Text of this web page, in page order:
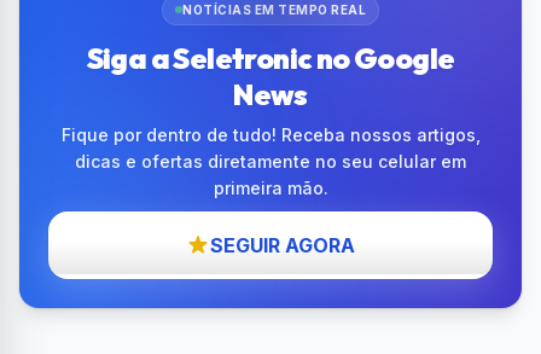
NOTÍCIAS EM TEMPO REAL
Siga a Seletronic no Google
News
Fique por dentro de tudo! Receba nossos artigos,
dicas e ofertas diretamente no seu celular em
primeira mão.
SEGUIR AGORA